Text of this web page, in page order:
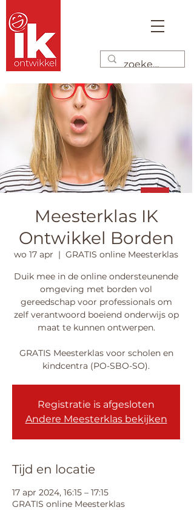
Meesterklas IK
Ontwikkel Borden
wo 17 apr
  |
GRATIS online Meesterklas
Duik mee in de online ondersteunende
omgeving met borden vol
gereedschap voor professionals om
zelf verantwoord boeiend onderwijs op
maat te kunnen ontwerpen.
GRATIS Meesterklas voor scholen en
kindcentra (PO-SBO-SO).
Registratie is afgesloten
Andere Meesterklas bekijken
Tijd en locatie
17 apr 2024, 16:15 – 17:15
GRATIS online Meesterklas